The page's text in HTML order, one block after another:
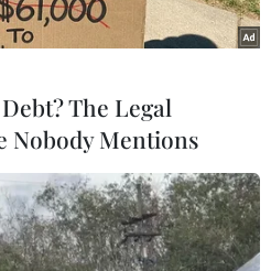
trưởng kinh tế eurozone
lương tăng
The Legal
Nobody Mentions